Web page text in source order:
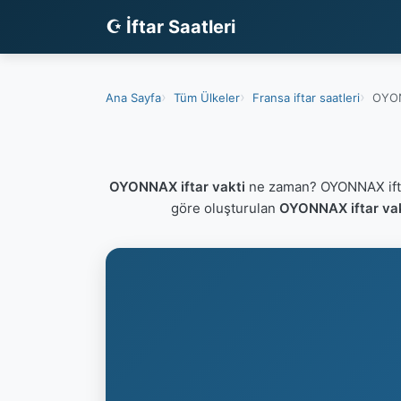
☪ İftar Saatleri
Ana Sayfa Tüm Ülkeler Fransa iftar saatleri
OYONNAX iftar vakti ne zaman? OYONNAX
göre oluşturulan OYONNAX iftar